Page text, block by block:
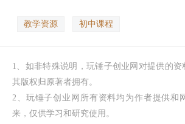
教学资源 初中课程
1、如非特殊说明，玩锤子创业网对提供的资
其版权归原著者拥有。
2、玩锤子创业网所有资料均为作者提供和
来，仅供学习和研究使用。